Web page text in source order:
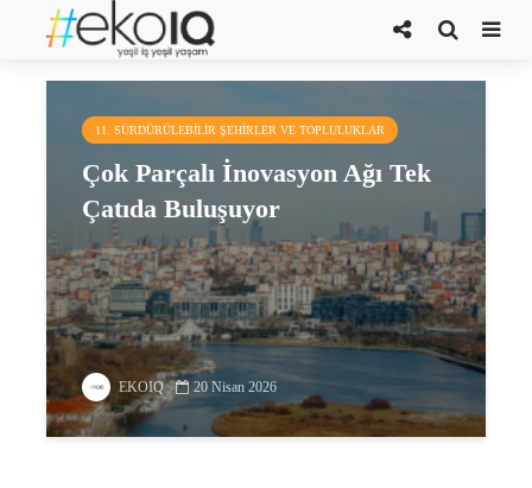
EIC
11. SÜRDÜRÜLEBILIR ŞEHIRLER VE TOPLULUKLAR
Çok Parçalı İnovasyon Ağı Tek
Çatıda Buluşuyor
EKOIQ 20 Nisan 2026